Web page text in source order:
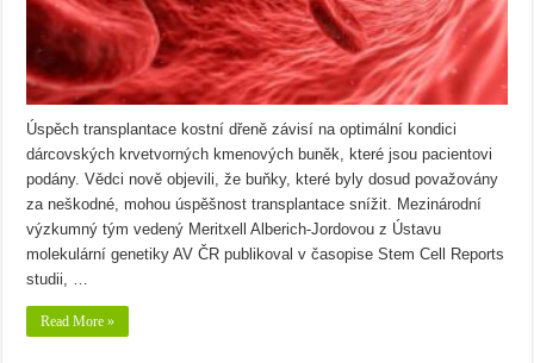
Úspěch transplantace kostní dřeně závisí na optimální kondici
dárcovských krvetvorných kmenových buněk, které jsou pacientovi
podány. Vědci nově objevili, že buňky, které byly dosud považovány
za neškodné, mohou úspěšnost transplantace snížit. Mezinárodní
výzkumný tým vedený Meritxell Alberich-Jordovou z Ústavu
molekulární genetiky AV ČR publikoval v časopise Stem Cell Reports
studii, …
Read More »